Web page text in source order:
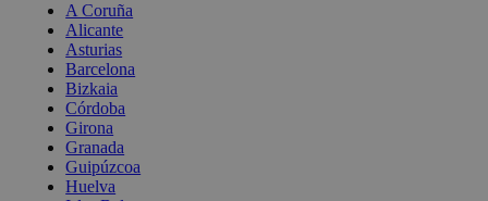
A Coruña
Alicante
Asturias
Barcelona
Bizkaia
Córdoba
Girona
Granada
Guipúzcoa
Huelva